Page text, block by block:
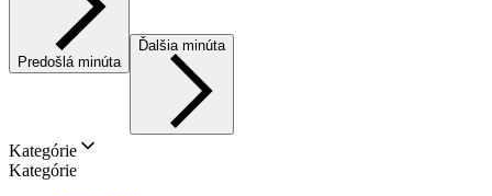
Predošlá minúta
Ďalšia minúta
Kategórie
Kategórie